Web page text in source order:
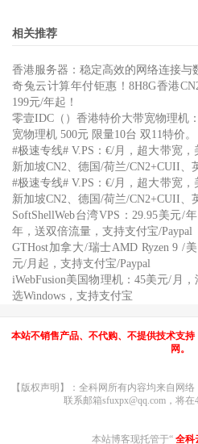
相关推荐
香港服务器：稳定高效的网络连接与
奇兔云计算年付钜惠！8H8G香港
199元/年起！
零壹IDC（）香港特价大带宽物理机
宽物理机 500元 限量10台 双11特价。
#极速专线# V.PS：€/月，超大带宽
新加坡CN2、德国/荷兰/CN2+CUII、
#极速专线# V.PS：€/月，超大带宽
新加坡CN2、德国/荷兰/CN2+CUII、
SoftShellWeb台湾VPS：29.95美元/
年，送双倍流量，支持支付宝/Paypal
GTHost加拿大/瑞士AMD Ryzen 9 /
元/月起，支持支付宝/Paypal
iWebFusion美国物理机：45美元/月
选Windows，支持支付宝
本站不销售产品、不代购、不提供技术支
网。
【版权声明】：全科网所有内容均来自网
联系邮箱sfuxpx@qq.com，将
本站博客现托管于“ 全科